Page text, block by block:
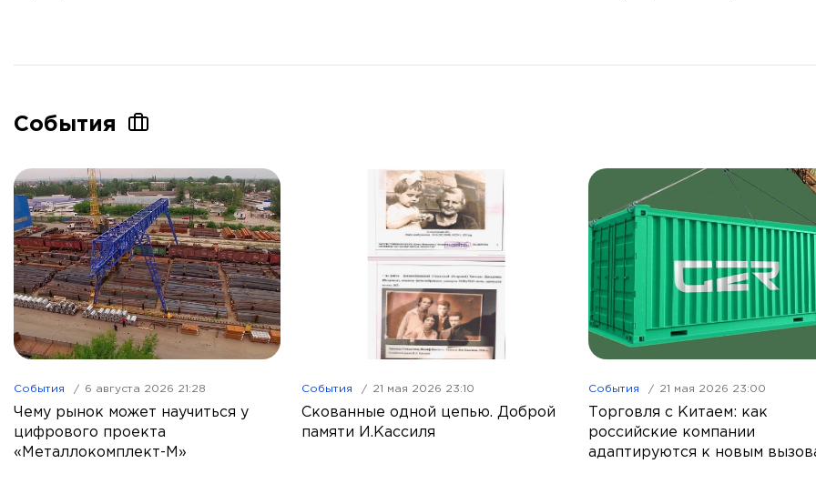
События
События 6 августа 2026 21:28
Чему рынок может научиться у
цифрового проекта
«Металлокомплект-М»
События 21 мая 2026 23:10
Скованные одной цепью. Доброй
памяти И.Кассиля
События 21 мая 2026 23:00
Торговля с Китаем: как
российские компании
адаптируются к новым